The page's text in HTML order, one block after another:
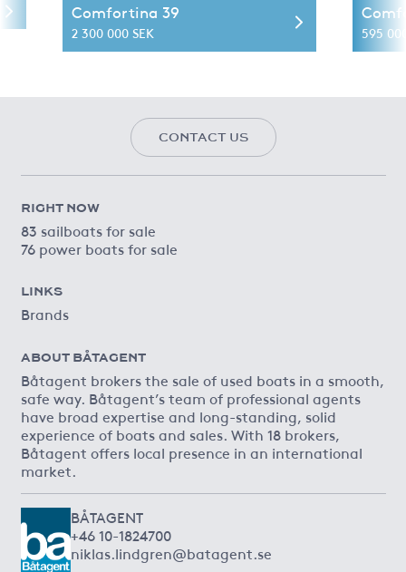
Comfortina 39
2 300 000 SEK 595
CONTACT US
RIGHT NOW
83 sailboats for sale
76 power boats for sale
LINKS
Brands
ABOUT BÅTAGENT
Båtagent brokers the sale of used boats in a smooth,
safe way. Båtagent’s team of professional agents
have broad expertise and long-standing, solid
experience of boats and sales. With 18 brokers,
Båtagent offers local presence in an international
market.
BÅTAGENT
+46 10-1824700
niklas.lindgren@batagent.se